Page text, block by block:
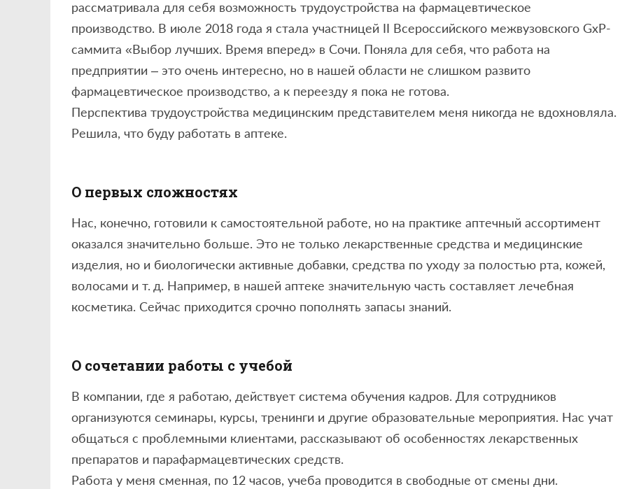
рассматривала для себя возможность трудоустройства на фармацевтическое
производство. В июле 2018 года я стала участницей II Всероссийского межвузовского GxP-
саммита «Выбор лучших. Время вперед» в Сочи. Поняла для себя, что работа на
предприятии – это очень интересно, но в нашей области не слишком развито
фармацевтическое производство, а к переезду я пока не готова.
Перспектива трудоустройства медицинским представителем меня никогда не вдохновляла.
Решила, что буду работать в аптеке.
О первых сложностях
Нас, конечно, готовили к самостоятельной работе, но на практике аптечный ассортимент
оказался значительно больше. Это не только лекарственные средства и медицинские
изделия, но и биологически активные добавки, средства по уходу за полостью рта, кожей,
волосами и т. д. Например, в нашей аптеке значительную часть составляет лечебная
косметика. Сейчас приходится срочно пополнять запасы знаний.
О сочетании работы с учебой
В компании, где я работаю, действует система обучения кадров. Для сотрудников
организуются семинары, курсы, тренинги и другие образовательные мероприятия. Нас учат
общаться с проблемными клиентами, рассказывают об особенностях лекарственных
препаратов и парафармацевтических средств.
Работа у меня сменная, по 12 часов, учеба проводится в свободные от смены дни.